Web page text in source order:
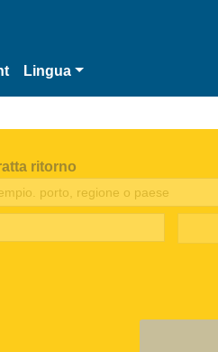
Lingua
ritorno